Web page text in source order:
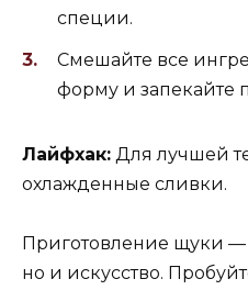
специи.
Смешайте все
форму и запекайте
Лайфхак: Для лучшей
охлажденные сливки.
Приготовление щуки —
но и искусство.